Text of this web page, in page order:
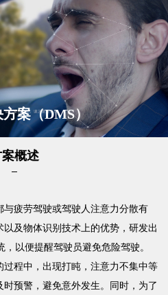
案（DMS）
概述
疲劳驾驶或驾驶人注意力分散有
及物体识别技术上的优势，研发出
以便提醒驾驶员避免危险驾驶。
程中，出现打盹，注意力不集中等
预警，避免意外发生。同时，为了